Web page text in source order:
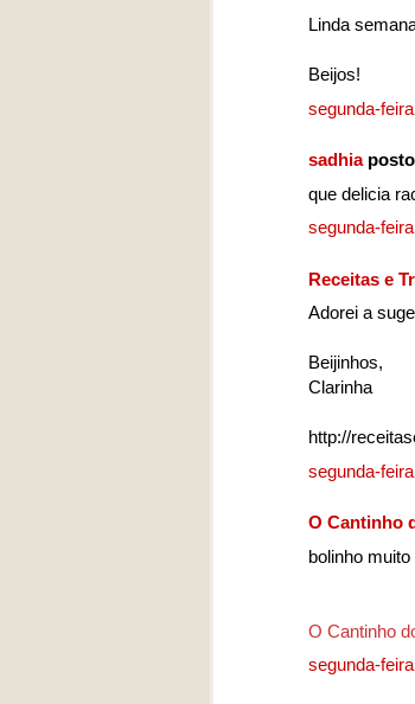
Linda
Beijos!
segunda-
sadhia
que delicia
segunda-
Receitas e
Adorei a
Beijinhos,
Clarinha
http://
segunda-
O Cantinho
bolinho muito
O Cantinho
segunda-